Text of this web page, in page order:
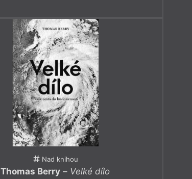
Nad knihou
Thomas Berry– Velké dílo